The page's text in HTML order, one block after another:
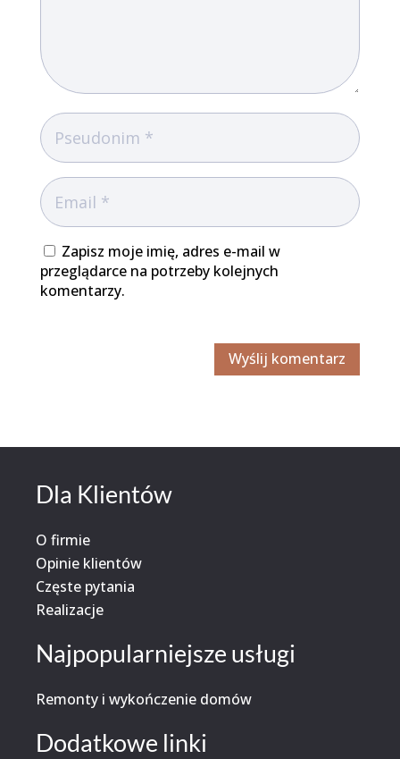
Zapisz moje imię, adres e-mail w
przeglądarce na potrzeby kolejnych
komentarzy.
Wyślij komentarz
Dla Klientów
O firmie
Opinie klientów
Częste pytania
Realizacje
Najpopularniejsze usługi
Remonty i wykończenie domów
Dodatkowe linki